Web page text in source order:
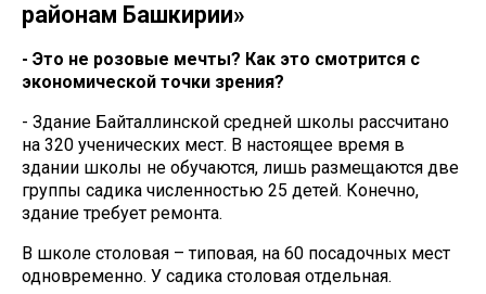
районам Башкирии»
- Это не розовые мечты? Как это смотрится с
экономической точки зрения?
- Здание Байталлинской средней школы рассчитано
на 320 ученических мест. В настоящее время в
здании школы не обучаются, лишь размещаются две
группы садика численностью 25 детей. Конечно,
здание требует ремонта.
В школе столовая – типовая, на 60 посадочных мест
одновременно. У садика столовая отдельная.